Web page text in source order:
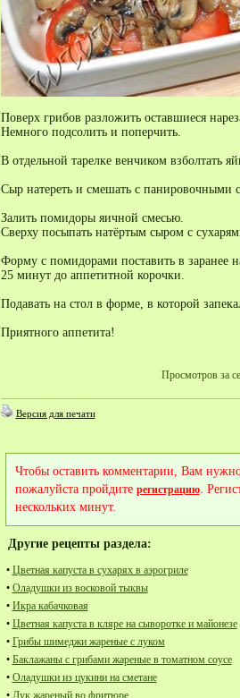
Поверх грибов разложить оставшиеся
Немного подсолить и поперчить.
В отдельной тарелке венчиком взболтать
Сыр натереть и смешать с панировочными
Залить помидоры яичной смесью.
Сверху посыпать натёртым сыром с
Форму с помидорами поставить в заранее
25 минут до аппетитной корочки.
Подавать на стол в форме, в которой
Приятного аппетита!
Просмотров за
Версия для печати
Чтобы оставить комментарии, Вам
пожалуйста пройдите регистрацию.
нескольких минут.
Другие рецепты раздела:
• Цветная капуста в сухарях в аэрогриле
• Оладушки из восковой тыквы
• Икра кабачковая
• Цветная капуста в кляре на сыворотке и майонезе
• Грибы шимеджи жареные с луком
• Баклажаны с грибами жареные в томатном соусе
• Оладушки из цукини на сметане
• Лук жареный во фритюре